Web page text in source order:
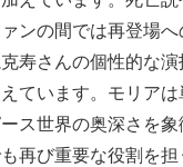
ンの間では再登場
寿さんの個性的な
ています。モリア
ス世界の奥深さを
再び重要な役割を担